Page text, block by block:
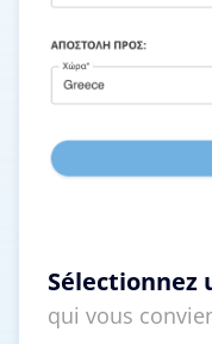
Sélectionnez
qui vous